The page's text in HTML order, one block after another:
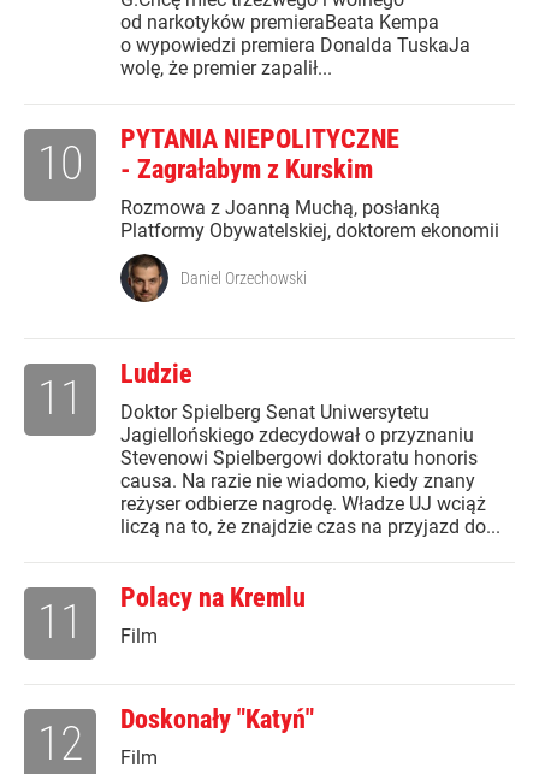
od narkotyków premieraBeata Kempa
o wypowiedzi premiera Donalda TuskaJa
wolę, że premier zapalił...
PYTANIA NIEPOLITYCZNE
- Zagrałabym z Kurskim
Rozmowa z Joanną Muchą, posłanką
Platformy Obywatelskiej, doktorem ekonomii
10
Daniel Orzechowski
Ludzie
Doktor Spielberg Senat Uniwersytetu
Jagiellońskiego zdecydował o przyznaniu
Stevenowi Spielbergowi doktoratu honoris
causa. Na razie nie wiadomo, kiedy znany
reżyser odbierze nagrodę. Władze UJ wciąż
liczą na to, że znajdzie czas na przyjazd do...
11
Polacy na Kremlu
Film
11
Doskonały "Katyń"
Film
12